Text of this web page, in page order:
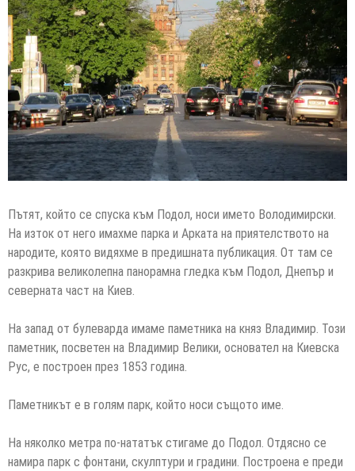
Пътят, който се спуска към Подол, носи името Володимирски.
На изток от него имахме парка и Арката на приятелството на
народите, която видяхме в предишната публикация. От там се
разкрива великолепна панорамна гледка към Подол, Днепър и
северната част на Киев.
На запад от булеварда имаме паметника на княз Владимир. Този
паметник, посветен на Владимир Велики, основател на Киевска
Рус, е построен през 1853 година.
Паметникът е в голям парк, който носи същото име.
На няколко метра по-нататък стигаме до Подол. Отдясно се
намира парк с фонтани, скулптури и градини. Построена е преди